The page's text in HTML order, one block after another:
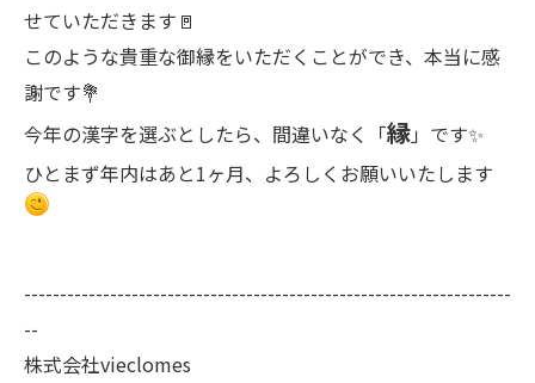
せていただきます🚪
このような貴重な御縁をいただくことができ、本当に感
謝です💐
今年の漢字を選ぶとしたら、間違いなく「縁」です✨️
ひとまず年内はあと1ヶ月、よろしくお願いいたします
--------------------------------------------------------------------
--
株式会社vieclomes